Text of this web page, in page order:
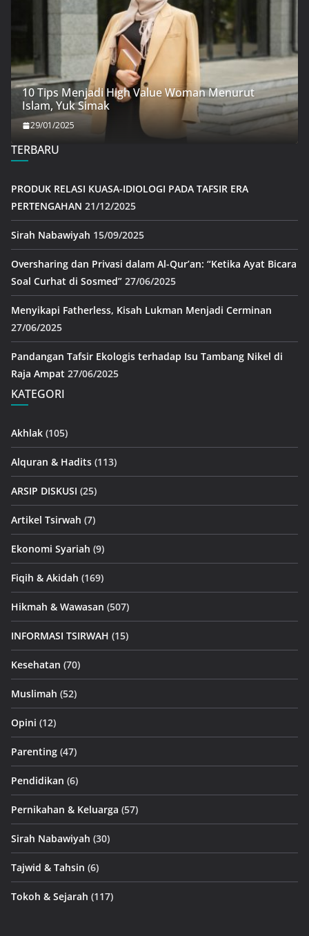
10 Tips Menjadi High Value Woman Menurut
Islam, Yuk Simak
29/01/2025
TERBARU
PRODUK RELASI KUASA-IDIOLOGI PADA TAFSIR ERA
PERTENGAHAN 21/12/2025
Sirah Nabawiyah 15/09/2025
Oversharing dan Privasi dalam Al-Qur’an: “Ketika Ayat Bicara
Soal Curhat di Sosmed” 27/06/2025
Menyikapi Fatherless, Kisah Lukman Menjadi Cerminan
27/06/2025
Pandangan Tafsir Ekologis terhadap Isu Tambang Nikel di
Raja Ampat 27/06/2025
KATEGORI
Akhlak (105)
Alquran & Hadits (113)
ARSIP DISKUSI (25)
Artikel Tsirwah (7)
Ekonomi Syariah (9)
Fiqih & Akidah (169)
Hikmah & Wawasan (507)
INFORMASI TSIRWAH (15)
Kesehatan (70)
Muslimah (52)
Opini (12)
Parenting (47)
Pendidikan (6)
Pernikahan & Keluarga (57)
Sirah Nabawiyah (30)
Tajwid & Tahsin (6)
Tokoh & Sejarah (117)